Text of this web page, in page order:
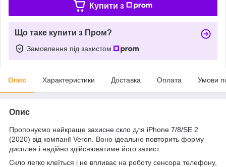
Купити з
Що таке купити з Пром?
Замовлення під захистом
Опис Характеристики Доставка Оплата Умови
Опис
Пропонуємо найкраще захисне скло для iPhone 7/8/SE 2
(2020) від компанії Veron. Воно ідеально повторить форму
дисплея і надійно здійснюватиме його захист.
Скло легко клеїться і не впливає на роботу сенсора телефону,